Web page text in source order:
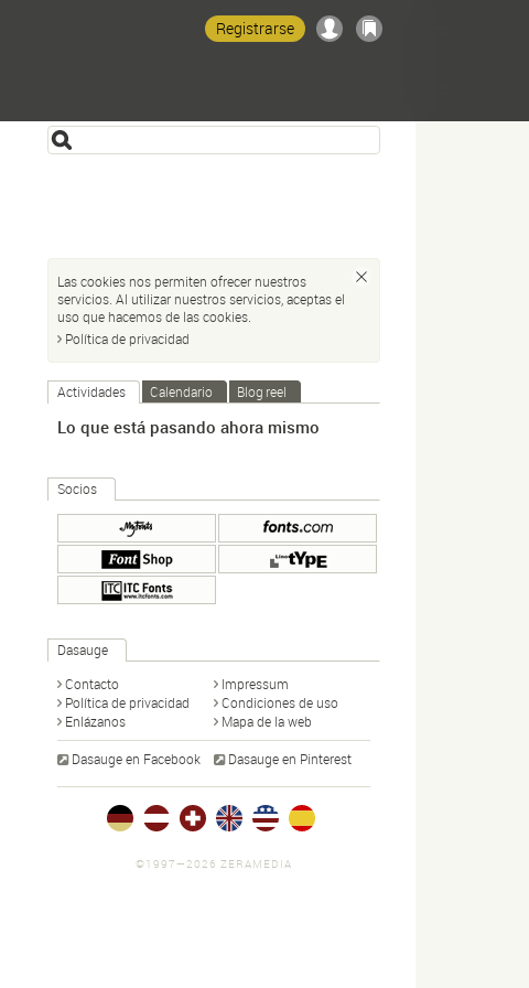
Registrarse
Las cookies nos permiten ofrecer nuestros
servicios. Al utilizar nuestros servicios, aceptas el
uso que hacemos de las cookies.
Política de privacidad
Actividades Calendario Blog reel
Lo que está pasando ahora mismo
Socios
Dasauge
Contacto
Impressum
Política de privacidad
Condiciones de uso
Enlázanos
Mapa de la web
Dasauge en Facebook Dasauge en Pinterest
©1997—2026 ZERAMEDIA